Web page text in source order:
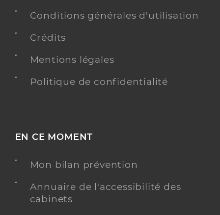
Conditions générales d'utilisation
Crédits
Mentions légales
Politique de confidentialité
EN CE MOMENT
Mon bilan prévention
Annuaire de l'accessibilité des
cabinets